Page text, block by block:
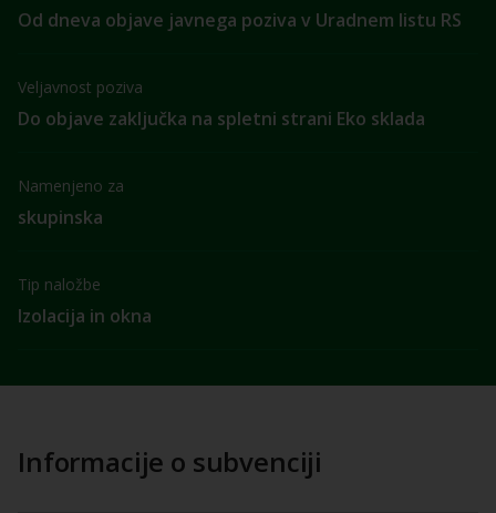
Od dneva objave javnega poziva v Uradnem listu RS
Veljavnost poziva
Do objave zaključka na spletni strani Eko sklada
Namenjeno za
skupinska
Tip naložbe
Izolacija in okna
Informacije o subvenciji